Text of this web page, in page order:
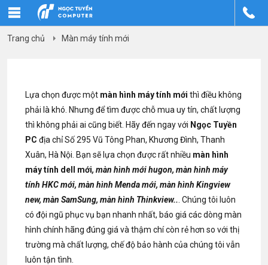
Trang chủ Màn máy tính mới
Lựa chọn được một màn hình máy tính mới thì điều không
phải là khó. Nhưng để tìm được chỗ mua uy tín, chất lượng
thì không phải ai cũng biết. Hãy đến ngay với Ngọc Tuyền
PC địa chỉ Số 295 Vũ Tông Phan, Khương Đình, Thanh
Xuân, Hà Nội. Bạn sẽ lựa chọn được rất nhiều màn hình
máy tính dell mới, màn hình mới hugon, màn hình máy
tính HKC mới, màn hình Menda mới, màn hình Kingview
new, màn SamSung, màn hình Thinkview.. . Chúng tôi luôn
có đội ngũ phục vụ bạn nhanh nhất, báo giá các dòng màn
hình chính hãng đúng giá và thậm chí còn rẻ hơn so với thị
trường mà chất lượng, chế độ bảo hành của chúng tôi vẫn
luôn tận tình.